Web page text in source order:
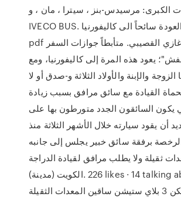
الكبرى: مرسيدس-بنز ، سيترا ، مان ، و
IVECO BUS. تحميل كتاب العودة سائحاً الى كاليفورنيا
pdf الكاتب غازي القصيبي. متأبطاً جوازات السفر
يعود هذه المرة إلى كاليفورنيا، ومع
والإبنة والأولاد الثلاثة و-صدق أو لا
القيادة مع سائق مرافق بسبب زيادة
يكون السائقون الجدد متورطون بها على
أن يقود سيارته خلال الأشهر الثلاثة منذ
برفقة سائق خبير يجلس إلى جانبه
ولا يطلب مرافق لقيادة الدراجة ‎سائق معدات ثقيلة‎,